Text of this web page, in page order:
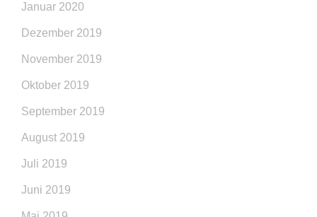
Januar 2020
Dezember 2019
November 2019
Oktober 2019
September 2019
August 2019
Juli 2019
Juni 2019